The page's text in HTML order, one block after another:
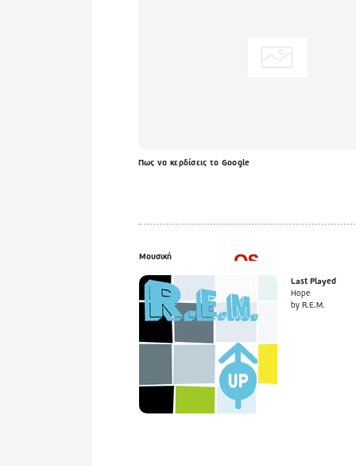
Πως να κερδίσεις το Google
Μουσική
Last Played
Hope
by R.E.M.